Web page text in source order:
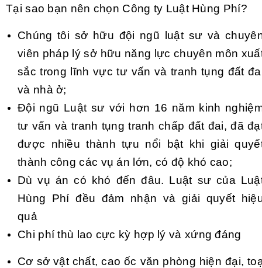
Tại sao bạn nên chọn Công ty Luật Hùng Phí?
Chúng tôi sở hữu đội ngũ luật sư và
viên pháp lý sở hữu năng lực chuyên môn
sắc trong lĩnh vực tư vấn và tranh tụng đất
và nhà ở;
Đội ngũ Luật sư với hơn 16 năm kinh
tư vấn và tranh tụng tranh chấp đất đai, đã
được nhiều thành tựu nổi bật khi giải
thành công các vụ án lớn, có độ khó cao;
Dù vụ án có khó đến đâu. Luật sư của
Hùng Phí đều đảm nhận và giải quyết
quả
Chi phí thù lao cực kỳ hợp lý và xứng đáng
Cơ sở vật chất, cao ốc văn phòng hiện đại,